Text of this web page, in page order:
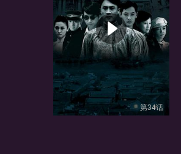
第34话